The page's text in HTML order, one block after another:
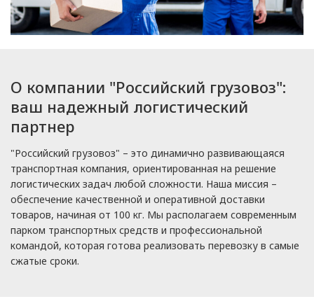
О компании "Российский грузовоз":
ваш надежный логистический
партнер
"Российский грузовоз" – это динамично развивающаяся
транспортная компания, ориентированная на решение
логистических задач любой сложности. Наша миссия –
обеспечение качественной и оперативной доставки
товаров, начиная от 100 кг. Мы располагаем современным
парком транспортных средств и профессиональной
командой, которая готова реализовать перевозку в самые
сжатые сроки.